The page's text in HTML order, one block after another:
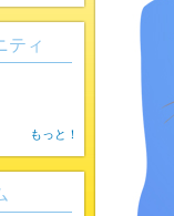
ティ
もっと！